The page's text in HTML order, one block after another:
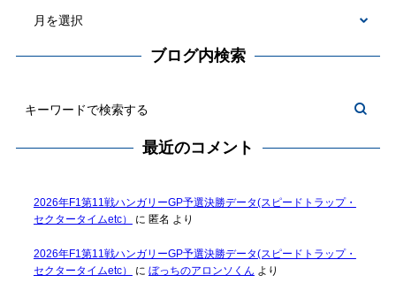
ブログ内検索
最近のコメント
2026年F1第11戦ハンガリーGP予選決勝データ(スピードトラップ・
セクタータイムetc）
に 匿名 より
2026年F1第11戦ハンガリーGP予選決勝データ(スピードトラップ・
セクタータイムetc）
に ぼっちのアロンソくん より